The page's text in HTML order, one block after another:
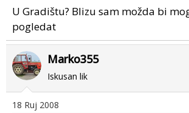
U Gradištu? Blizu sam možda bi
pogledat
Marko355
Iskusan lik
18 Ruj 2008